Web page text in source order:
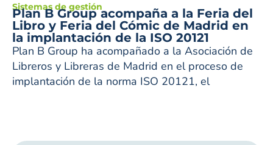
Sistemas de gestión
Plan B Group acompaña a la Feria del
Libro y Feria del Cómic de Madrid en
la implantación de la ISO 20121
Plan B Group ha acompañado a la Asociación de
Libreros y Libreras de Madrid en el proceso de
implantación de la norma ISO 20121, el